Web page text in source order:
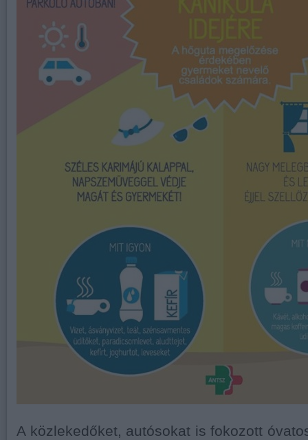
A közlekedőket, autósokat is fokozott